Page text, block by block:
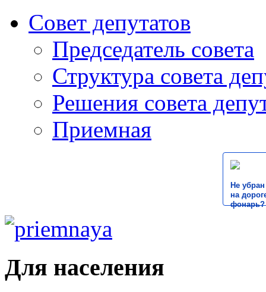
Совет депутатов
Председатель совета
Структура совета
Решения совета
Приемная
Не
на
фонарь?
Для населения